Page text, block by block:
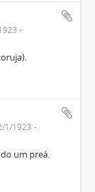
1/1923
um preá.